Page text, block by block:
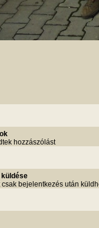
hozzászólást
küldése
csak bejelentkezés után